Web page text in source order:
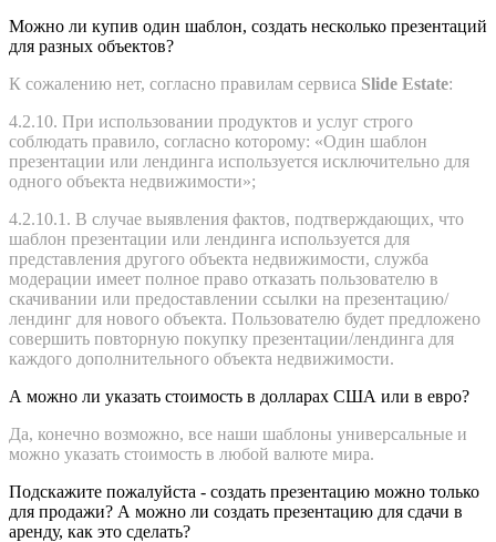
Можно ли купив один шаблон, создать несколько презентаций
для разных объектов?
К сожалению нет, согласно правилам сервиса Slide Estate:
4.2.10. При использовании продуктов и услуг строго
соблюдать правило, согласно которому: «Один шаблон
презентации или лендинга используется исключительно для
одного объекта недвижимости»;
4.2.10.1. В случае выявления фактов, подтверждающих, что
шаблон презентации или лендинга используется для
представления другого объекта недвижимости, служба
модерации имеет полное право отказать пользователю в
скачивании или предоставлении ссылки на презентацию/
лендинг для нового объекта. Пользователю будет предложено
совершить повторную покупку презентации/лендинга для
каждого дополнительного объекта недвижимости.
А можно ли указать стоимость в долларах США или в евро?
Да, конечно возможно, все наши шаблоны универсальные и
можно указать стоимость в любой валюте мира.
Подскажите пожалуйста - создать презентацию можно только
для продажи? А можно ли создать презентацию для сдачи в
аренду, как это сделать?